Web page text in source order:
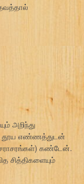
அறிந்து
தூய எண்ணத்துடன்
கண்டேன்.
சித்திகளையும்